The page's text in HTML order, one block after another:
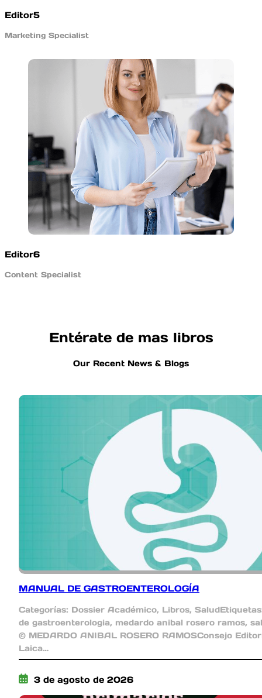
Editor5
Marketing Specialist
Editor6
Content Specialist
Entérate de mas libros
Our Recent News & Blogs
MANUAL DE GASTROENTEROLOGÍA
Categorías: Dossier Académico, Libros,
de gastroenterologia, medardo anibal rosero ramos,
© MEDARDO ANIBAL ROSERO RAMOSConsejo
Laica…
3 de agosto de 2026